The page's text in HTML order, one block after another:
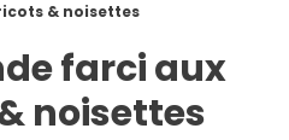
& noisettes
farci aux
noisettes